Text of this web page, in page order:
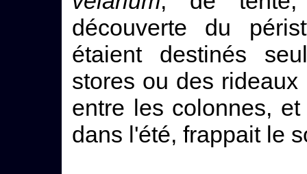
découverte du
étaient destinés
stores ou des
entre les colonnes,
dans l'été, frappait le